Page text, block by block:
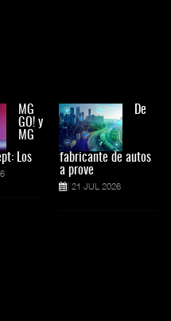
MG
GO! y
MG
Los
De
fabricante de autos
a prove
21 JUL 2026